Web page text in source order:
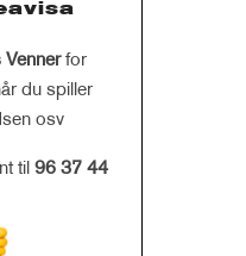
Vennerfor
du spiller
osv
til 96 37 44